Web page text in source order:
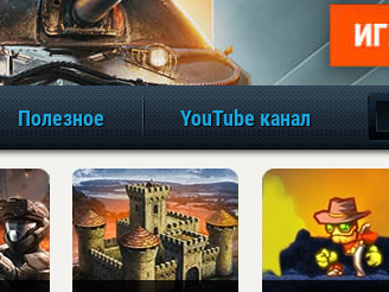
Полезное YouTube канал